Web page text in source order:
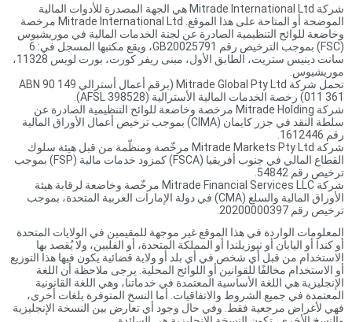
شركة Mitrade International Ltd هي الجهة المصدرة للأدوات المالية
الموضحة أو المتاحة على هذا الموقع. Mitrade International Ltd مرخصة
وخاضعة للوائح التنظيمية الصادرة عن لجنة الخدمات المالية في موريشيوس
(FSC) بموجب الترخيص رقم GB20025791، ويقع مكتبها المسجل في: 6
سانت دينيس ستريت، الطابق الأول، مبنى ريفر كورت، بورت لويس 11328،
موريشيوس.
تحمل شركة Mitrade Global Pty Ltd (برقم أعمال أسترالي ABN 90 149
011 361) رخصة الخدمات المالية الأسترالية (AFSL 398528).
شركة Mitrade Holding مرخصة وخاضعة للوائح التنظيمية الصادرة عن
سلطة النقد في جزر كايمان (CIMA) بموجب ترخيص أعمال الأوراق المالية
رقم 1612446.
شركة Mitrade Markets Pty Ltd مرخّصة ومنظّمة من قبل هيئة سلوك
القطاع المالي في جنوب أفريقيا (FSCA) كمزود خدمات مالية (FSP) بموجب
ترخيص رقم 54842.
شركة Mitrade Financial Services LLC مرخّصة وخاضعة لرقابة هيئة
الأوراق المالية والسلع (CMA) في دولة الإمارات العربية المتحدة، بموجب
ترخيص رقم 20200000397.
المعلومات الواردة في هذا الموقع غير موجهة للمقيمين في الولايات المتحدة
أو كندا أو اليابان أو نيوزيلندا أو المملكة المتحدة، أو الفلبين، ولا يُقصد بها
الاستخدام من قبل أي شخص في أي بلد أو ولاية قضائية يكون فيها هذا التوزيع
أو الاستخدام مخالفًا للقوانين أو اللوائح المحلية. يرجى ملاحظة أن اللغة
الإنجليزية هي اللغة الأساسية المعتمدة في خدماتنا، وهي اللغة القانونية
المعتمدة في جميع الشروط والاتفاقيات. أما النسخ المتوفرة بلغات أخرى،
فهي لأغراض مرجعية فقط. وفي حال وجود أي تعارض بين النسخة الإنجليزية